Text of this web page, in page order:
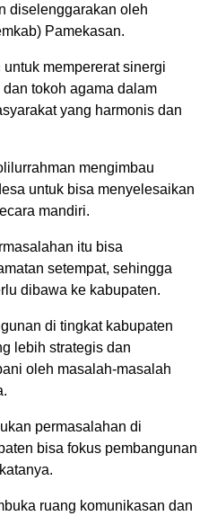
diselenggarakan oleh
Pamekasan.
mempererat sinergi
tokoh agama dalam
yang harmonis dan
mengimbau
untuk bisa menyelesaikan
mandiri.
itu bisa
setempat, sehingga
dibawa ke kabupaten.
di tingkat kabupaten
lebih strategis dan
oleh masalah-masalah
permasalahan di
bisa fokus pembangunan
ruang komunikasan dan